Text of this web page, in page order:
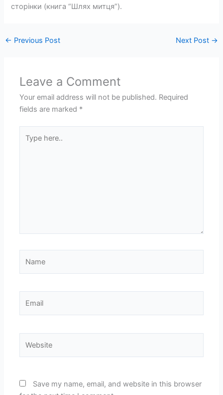
сторінки (книга “Шлях митця”).
← Previous Post Next Post →
Leave a Comment
Your email address will not be published. Required
fields are marked *
here..
Save my name, email, and website in this browser